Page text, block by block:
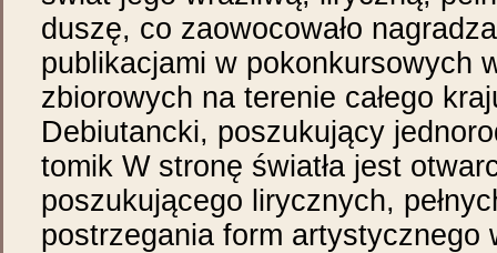
duszę, co zaowocowało
publikacjami w pokonkursowych
zbiorowych na terenie całego
Debiutancki, poszukujący
tomik W stronę światła jest
poszukującego lirycznych,
postrzegania form artystycznego